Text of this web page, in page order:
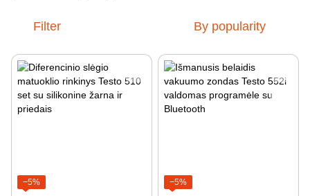
Filter By popularity
−5% −5%